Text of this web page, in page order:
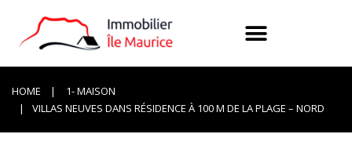
HOME
1- MAISON
VILLAS NEUVES DANS RÉSIDENCE À 100 M DE LA PLAGE – NORD